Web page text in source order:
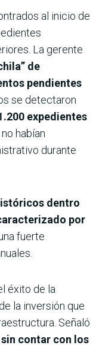
al inicio de
La gerente
de
pendientes
se detectaron
expedientes
habían
durante
dentro
por
fuerte
éxito de la
la inversión que
Señaló
contar con los